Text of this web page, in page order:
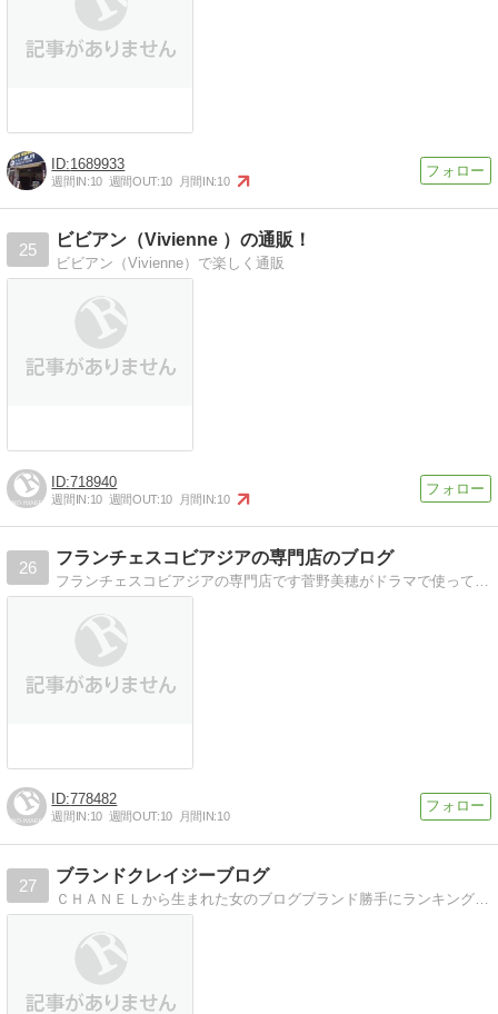
1689933
週間IN:10 週間OUT:10 月間IN:10
25
ビビアン（Vivienne ）の通販！
ビビアン（Vivienne）で楽しく通販
718940
週間IN:10 週間OUT:10 月間IN:10
26
フランチェスコビアジアの専門店のブログ
フランチェスコビアジアの専門店です菅野美穂がドラマで使って、人気が急上昇したビアジアの専門店です
778482
週間IN:10 週間OUT:10 月間IN:10
27
ブランドクレイジーブログ
ＣＨＡＮＥＬから生まれた女のブログブランド勝手にランキングなどしてます